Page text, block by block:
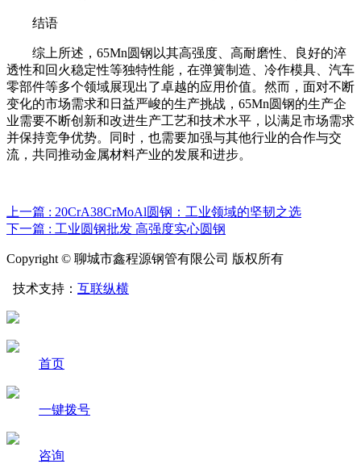
结语
综上所述，65Mn圆钢以其高强度、高耐磨性、良好的淬
透性和回火稳定性等独特性能，在弹簧制造、冷作模具、汽车
零部件等多个领域展现出了卓越的应用价值。然而，面对不断
变化的市场需求和日益严峻的生产挑战，65Mn圆钢的生产企
业需要不断创新和改进生产工艺和技术水平，以满足市场需求
并保持竞争优势。同时，也需要加强与其他行业的合作与交
流，共同推动金属材料产业的发展和进步。
上一篇 : 20CrA38CrMoAl圆钢：工业领域的坚韧之选
下一篇 : 工业圆钢批发 高强度实心圆钢
Copyright © 聊城市鑫程源钢管有限公司 版权所有
技术支持： 互联纵横
首页
一键拨号
咨询